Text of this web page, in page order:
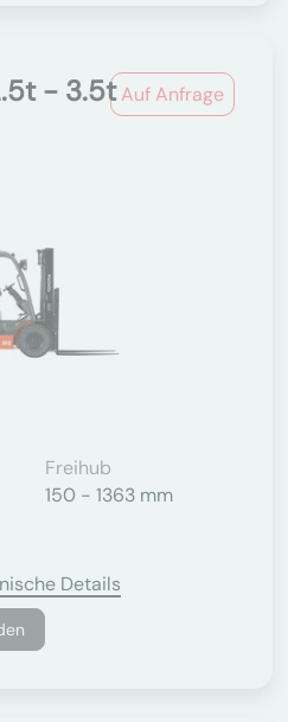
Auf Anfrage
- 3.5t
Freihub
150 - 1363 mm
Details